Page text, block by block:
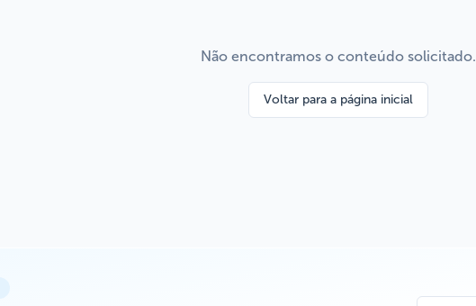
Não encontramos o conteúdo solicitado.
Voltar para a página inicial